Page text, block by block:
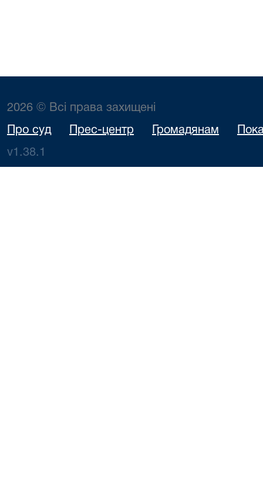
2026 © Всі права захищені
Про суд Прес-центр Громадянам
v1.38.1